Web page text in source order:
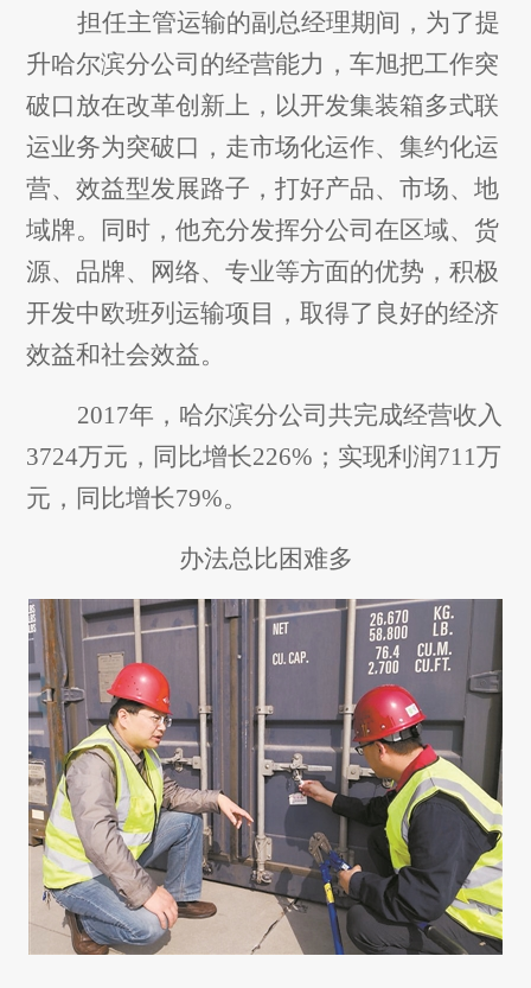
担任主管运输的副总经理期间，为了提
升哈尔滨分公司的经营能力，车旭把工作突
破口放在改革创新上，以开发集装箱多式联
运业务为突破口，走市场化运作、集约化运
营、效益型发展路子，打好产品、市场、地
域牌。同时，他充分发挥分公司在区域、货
源、品牌、网络、专业等方面的优势，积极
开发中欧班列运输项目，取得了良好的经济
效益和社会效益。
2017年，哈尔滨分公司共完成经营收入
3724万元，同比增长226%；实现利润711万
元，同比增长79%。
办法总比困难多